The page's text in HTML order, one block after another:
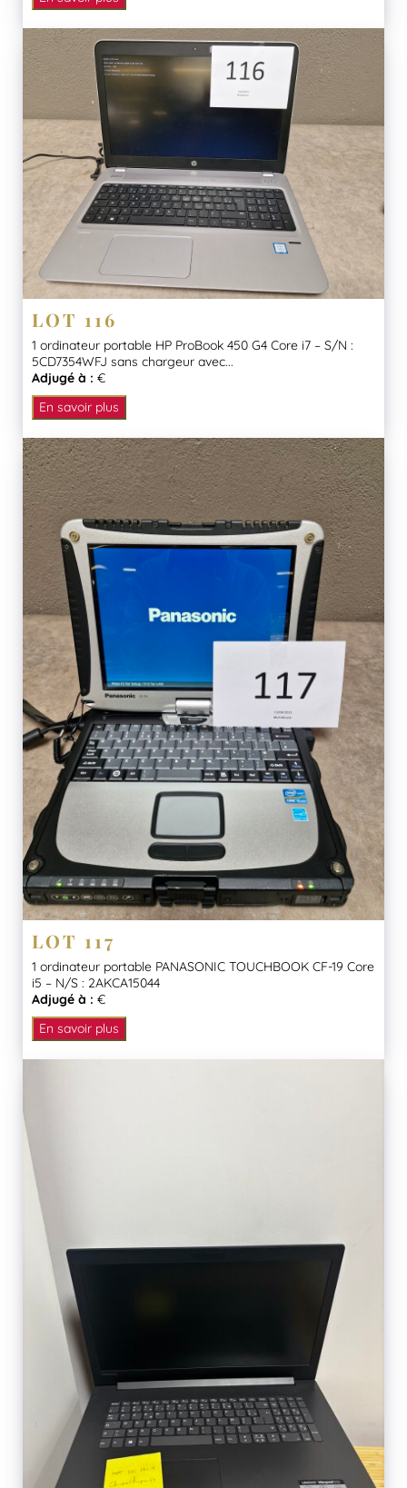
LOT 116
1 ordinateur portable HP ProBook 450 G4 Core i7 – S/N :
5CD7354WFJ sans chargeur avec...
Adjugé à : €
En savoir plus
LOT 117
1 ordinateur portable PANASONIC TOUCHBOOK CF-19 Core
i5 – N/S : 2AKCA15044
Adjugé à : €
En savoir plus